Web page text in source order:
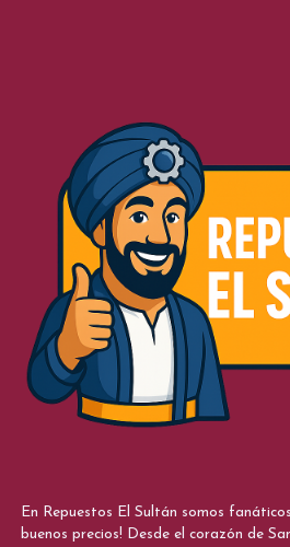
En Repuestos El Sultán somos
buenos precios! Desde el corazón de